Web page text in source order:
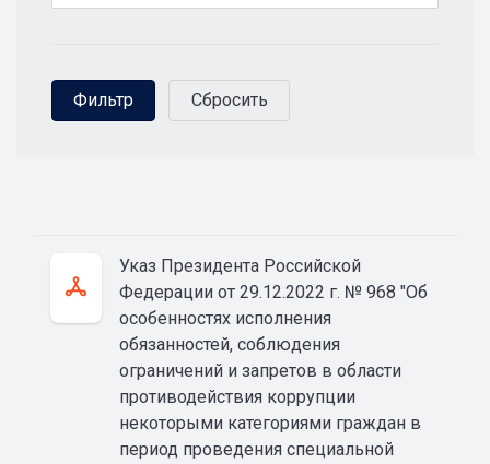
Указ Президента Российской
Федерации от 29.12.2022 г. № 968 "Об
особенностях исполнения
обязанностей, соблюдения
ограничений и запретов в области
противодействия коррупции
некоторыми категориями граждан в
период проведения специальной